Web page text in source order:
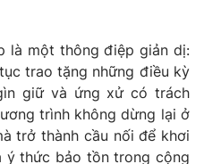
là một thông điệp giản dị:
trao tặng những điều kỳ
giữ và ứng xử có trách
trình không dừng lại ở
trở thành cầu nối để khơi
ý thức bảo tồn trong cộng